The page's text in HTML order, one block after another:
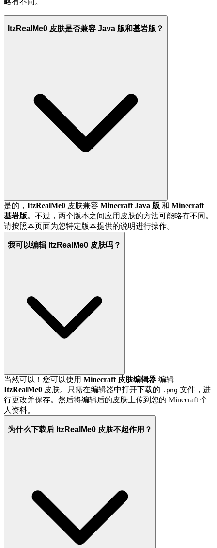
ItzRealMe0 皮肤是否兼容 Java 版和基岩版？
是的， ItzRealMe0 皮肤兼容 Minecraft Java 版 和 Minecraft
基岩版。不过，两个版本之间应用皮肤的方法可能略有不同。
请按照本页面为您特定版本提供的说明进行操作。
我可以编辑 ItzRealMe0 皮肤吗？
当然可以！您可以使用 Minecraft 皮肤编辑器 编辑
ItzRealMe0 皮肤。只需在编辑器中打开下载的 .png 文件，进
行更改并保存。然后将编辑后的皮肤上传到您的 Minecraft 个
人资料。
为什么下载后 ItzRealMe0 皮肤不起作用？